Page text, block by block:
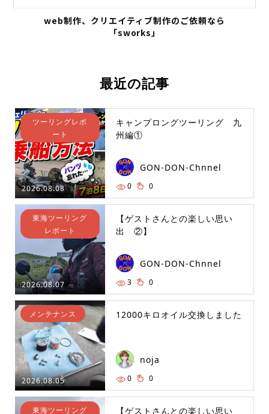
web制作、クリエイティブ制作のご依頼なら
「sworks」
最近の記事
2026.08.08
ツーリングレポ
ート
キャンプロングツーリング 九
州編①
GON-DON-Chnnel
0 0
2026.08.07
東海ツーリング
レポート
【ゲストさんとの楽しい思い
出 ②】
GON-DON-Chnnel
3 0
2026.08.05
メンテナンス 12000キロオイル交換しました
noja
0 0
東海ツーリング
【ゲストさんとの楽しい思い